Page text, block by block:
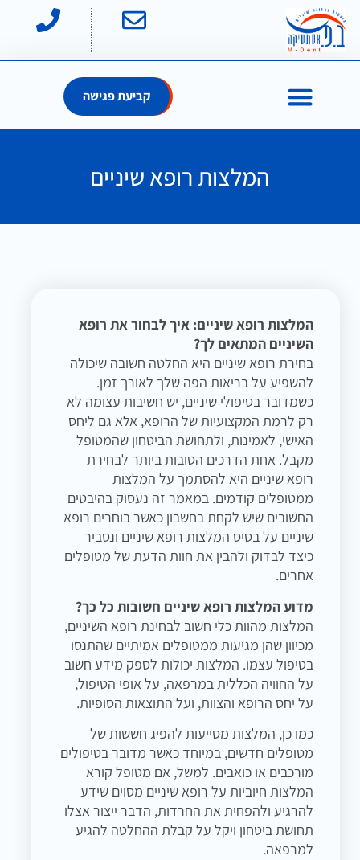
קביעת פגישה
המלצות רופא שיניים
המלצות רופא שיניים: איך לבחור את רופא
השיניים המתאים לך?
בחירת רופא שיניים היא החלטה חשובה שיכולה
להשפיע על בריאות הפה שלך לאורך זמן.
כשמדובר בטיפולי שיניים, יש חשיבות עצומה לא
רק לרמת המקצועיות של הרופא, אלא גם ליחס
האישי, לאמינות, ולתחושת הביטחון שהמטופל
מקבל. אחת הדרכים הטובות ביותר לבחירת
רופא שיניים היא להסתמך על המלצות
ממטופלים קודמים. במאמר זה נעסוק בהיבטים
החשובים שיש לקחת בחשבון כאשר בוחרים רופא
שיניים על בסיס המלצות רופא שיניים ונסביר
כיצד לבדוק ולהבין את חוות הדעת של מטופלים
אחרים.
מדוע המלצות רופא שיניים חשובות כל כך?
המלצות מהוות כלי חשוב לבחינת רופא השיניים,
מכיוון שהן מגיעות ממטופלים אמיתיים שהתנסו
בטיפול עצמו. המלצות יכולות לספק מידע חשוב
על החוויה הכללית במרפאה, על אופי הטיפול,
על יחס הרופא והצוות, ועל התוצאות הסופיות.
כמו כן, המלצות מסייעות להפיג חששות של
מטופלים חדשים, במיוחד כאשר מדובר בטיפולים
מורכבים או כואבים. למשל, אם מטופל קורא
המלצות חיוביות על רופא שיניים מסוים שידע
להרגיע ולהפחית את החרדות, הדבר ייצור אצלו
תחושת ביטחון ויקל על קבלת ההחלטה להגיע
למרפאה.